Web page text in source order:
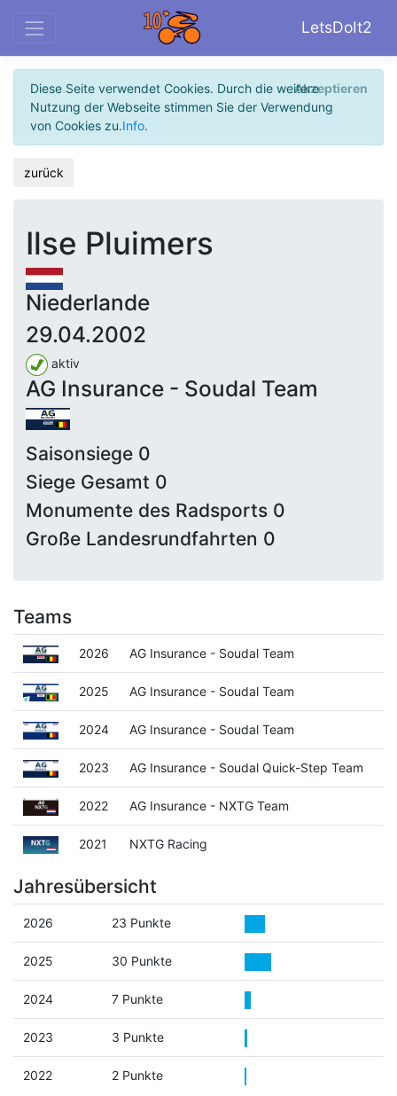
LetsDoIt2
Diese Seite verwendet Cookies. Durch die weitere
Nutzung der Webseite stimmen Sie der Verwendung
von Cookies zu.Info.
Akzeptieren
zurück
Ilse Pluimers
Niederlande
29.04.2002
aktiv
AG Insurance - Soudal Team
Saisonsiege 0
Siege Gesamt 0
Monumente des Radsports 0
Große Landesrundfahrten 0
Teams
2026 AG Insurance - Soudal Team
2025 AG Insurance - Soudal Team
2024 AG Insurance - Soudal Team
2023 AG Insurance - Soudal Quick-Step Team
2022 AG Insurance - NXTG Team
2021 NXTG Racing
Jahresübersicht
2026 23 Punkte
2025 30 Punkte
2024 7 Punkte
2023 3 Punkte
2022 2 Punkte